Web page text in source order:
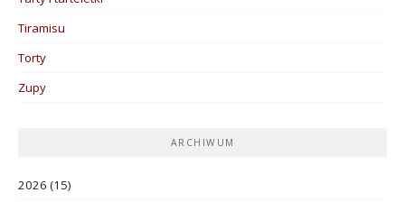
Tiramisu
Torty
Zupy
ARCHIWUM
2026 (15)